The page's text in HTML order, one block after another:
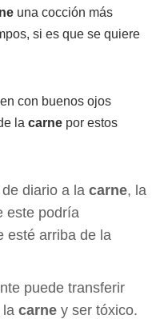
una cocción más
si es que se quiere
con buenos ojos
la carne por estos
diario a la carne, la
este podría
esté arriba de la
puede transferir
carne y ser tóxico.